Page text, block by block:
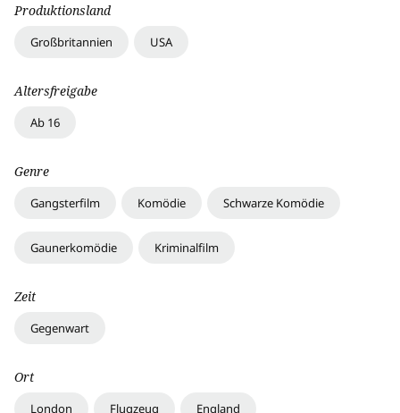
Produktionsland
Großbritannien USA
Altersfreigabe
Ab 16
Genre
Gangsterfilm Komödie Schwarze Komödie
Gaunerkomödie Kriminalfilm
Zeit
Gegenwart
Ort
London Flugzeug England